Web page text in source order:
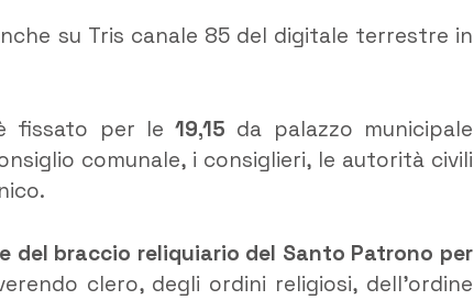
su Tris canale 85 del digitale terrestre in
fissato per le19,15 da palazzo municipale
comunale, i consiglieri, le autorità civili
del braccio reliquiario del Santo Patrono per
clero, degli ordini religiosi, dell’ordine